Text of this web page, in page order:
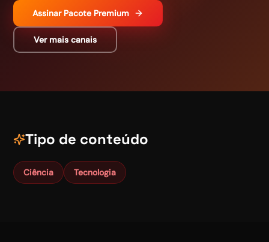
Assinar Pacote Premium
Ver mais canais
Tipo de conteúdo
Ciência Tecnologia